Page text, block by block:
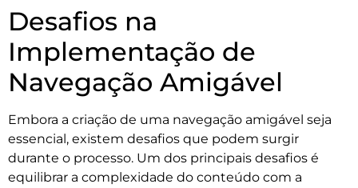
Desafios na
Implementação de
Navegação Amigável
Embora a criação de uma navegação amigável seja
essencial, existem desafios que podem surgir
durante o processo. Um dos principais desafios é
equilibrar a complexidade do conteúdo com a